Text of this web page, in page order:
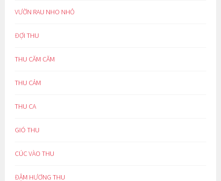
VƯỜN RAU NHO NHỎ
ĐỢI THU
THU CĂM CĂM
THU CẢM
THU CA
GIÓ THU
CÚC VÀO THU
ĐẬM HƯƠNG THU